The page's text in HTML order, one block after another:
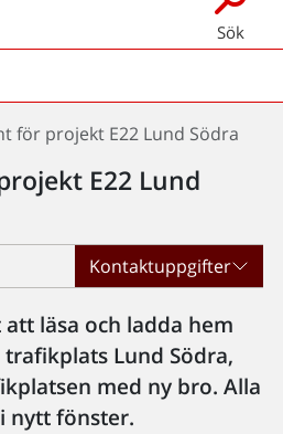
Sök
för projekt E22 Lund Södra
E22 Lund
Kontaktuppgifter
läsa och ladda hem
Lund Södra,
med ny bro. Alla
nytt fönster.